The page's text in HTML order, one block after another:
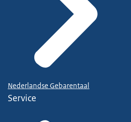
Nederlandse Gebarentaal
Service